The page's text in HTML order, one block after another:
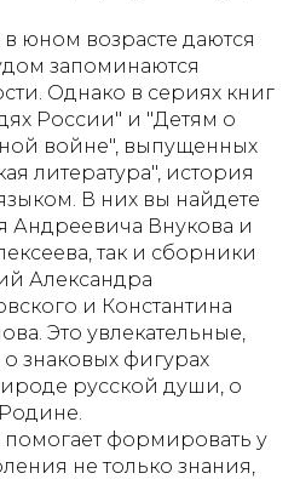
юном возрасте даются
запоминаются
Однако в сериях книг
России" и "Детям о
войне", выпущенных
литература", история
В них вы найдете
Андреевича Внукова и
так и сборники
Александра
и Константина
Это увлекательные,
знаковых фигурах
русской души, о
помогает формировать у
не только знания,